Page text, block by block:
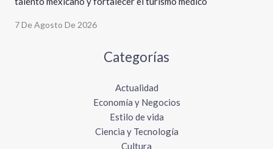
7 De Agosto De 2026
Categorías
Actualidad
Economía y Negocios
Estilo de vida
Ciencia y Tecnología
Cultura